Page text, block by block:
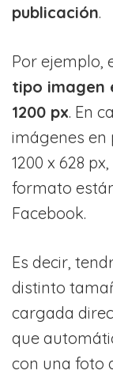
publicación.
Por ejemplo,
tipo imagen
1200 px. En
imágenes en
1200 x 628
formato
Facebook.
Es decir,
distinto
cargada
que
con una foto